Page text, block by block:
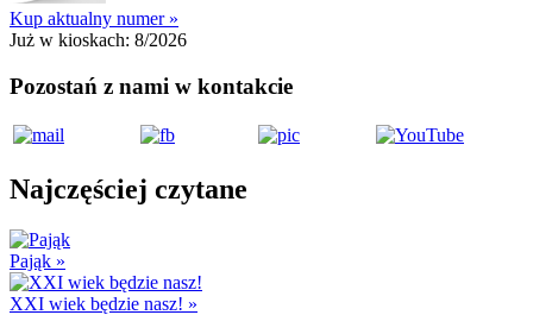
Kup aktualny numer »
Już w kioskach: 8/2026
Pozostań z nami w kontakcie
Najczęściej czytane
Pająk »
XXI wiek będzie nasz! »